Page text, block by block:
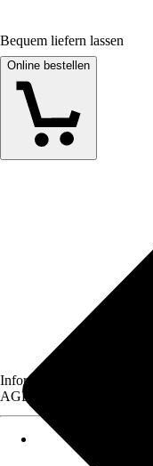
Bequem liefern lassen
Online bestellen
Informationen des
AGB, finden Sie bei Klick